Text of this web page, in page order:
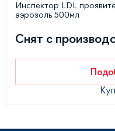
Инспектор LDL
аэрозоль 500мл
Снят с